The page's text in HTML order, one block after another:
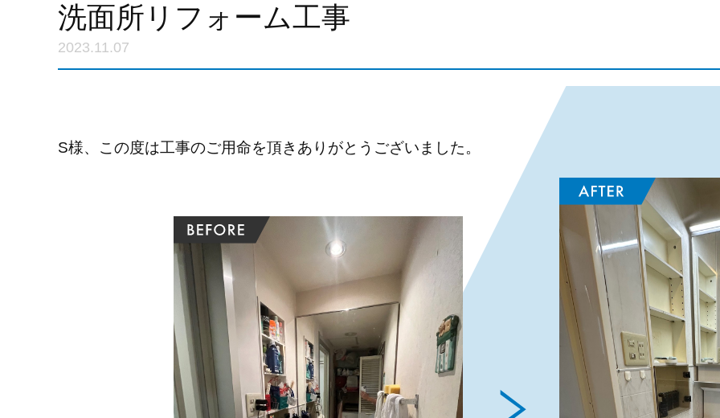
洗面所リフォーム工事
2023.11.07
S様、この度は工事のご用命を頂きありがとうございました。